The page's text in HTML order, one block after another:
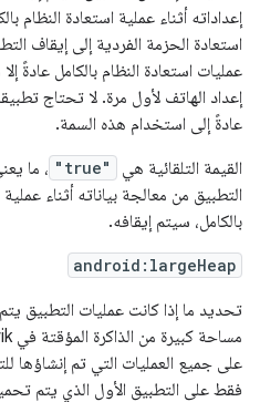
إعداداته أثناء عملية استعادة النظام
استعادة الحزمة الفردية إلى إيقاف
عمليات استعادة النظام بالكامل عادةً
إعداد الهاتف لأول مرة. لا تحتاج
عادةً إلى استخدام هذه السمة.
القيمة التلقائية هي
"true" ، ما
التطبيق من معالجة بياناته أثناء عملية
بالكامل، سيتم إيقافه.
android:largeHeap
تحديد ما إذا كانت عمليات التطبيق
على جميع العمليات التي تم إنشاؤها
فقط على التطبيق الأول الذي يتم